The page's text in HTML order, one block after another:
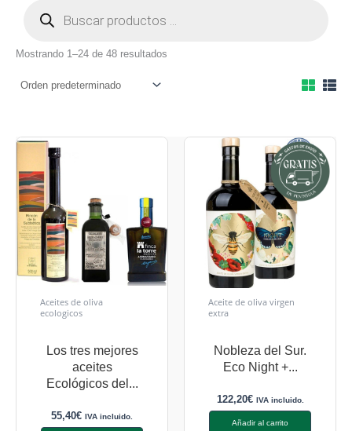
Mostrando 1–24 de 48 resultados
Aceites de oliva
ecologicos
Los tres mejores
aceites
Ecológicos del...
55,40€ IVA incluido.
Aceite de oliva virgen
extra
Nobleza del Sur.
Eco Night +...
122,20€ IVA incluido.
Añadir al carrito